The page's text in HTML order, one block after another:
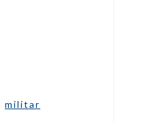
militar